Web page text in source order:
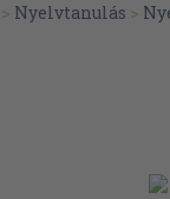
> Nyelvtanulás >